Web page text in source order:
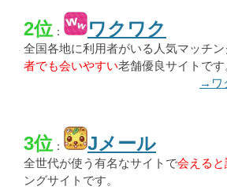
2位： ワクワク
全国各地に利用者がいる人気マッチン
者でも会いやすい老舗優良サイトです
→ワ
3位： Jメール
全世代が使う有名なサイトで会える
ングサイトです。